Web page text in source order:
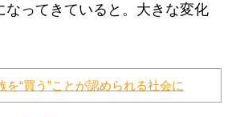
なってきていると。大きな変化
を“買う”ことが認められる社会に